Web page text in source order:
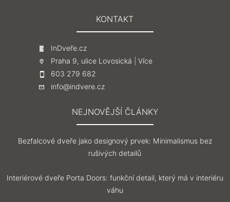
KONTAKT
InDveře.cz
Praha 9, ulice Lovosická | Více
603 279 682
info@indvere.cz
NEJNOVĚJŠÍ ČLÁNKY
Bezfalcové dveře jako designový prvek: Minimalismus bez
rušivých detailů
Interiérové dveře Porta Doors: funkční detail, který má v interiéru
váhu